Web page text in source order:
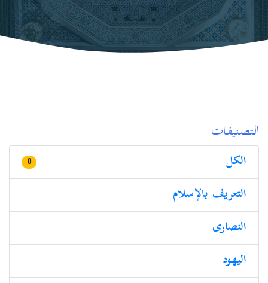
التصنيفات
الكل 0
التعريف بالإسلام
النصارى
الیھود